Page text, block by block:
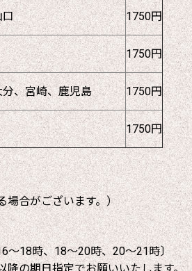
口 1750円
1750円
、宮崎、鹿児島 1750円
1750円
合がございます。）
～18時、18～20時、20～21時〕
降の期日指定でお願いいたします。